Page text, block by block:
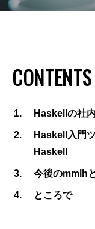
CONTENTS
Haskellの社
Haskell入門
Haskell
今後のmmlh
ところで